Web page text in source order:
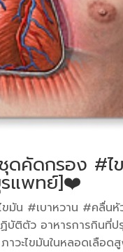
ดคัดกรอง #
รแพทย์]❤️
มัน #เบาหวาน #คลื่น
บัติตัว อาหารการกิน
าวะไขมันในหลอดเลือดสู